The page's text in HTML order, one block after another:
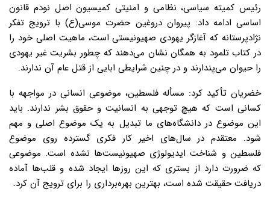
رئیس کمیته سیاسی، نظامی و امنیتی کمیسیون اصل نودم قانون
اساسی ادامه داد: پیروان دروغین حضرت موسی(ع) با ترویج تفکر
نژادپرستانه که آغازگر یهودی صهیونیستی است، ماهیت اصلی خود را
در کتاب تلمود به همگان نشان می‌دهند که چطور بشریت غیر یهودی
را حیوان می‌پندارند و در چنین شرایطی ابایی از قتل عام آن ندارند.
خضریان تأکید کرد: مسأله فلسطین، موضوعی انسانی در مواجهه با
کسانی است که هیچ توجهی به انسانیت و حقوق بشر ندارند. باید
این موضوع در دانشگاه‌های ما تبدیل به یک موضوع اصلی و مهم
شود. معتقدم در سال‌های اخیر کار فکری گسترده روی موضوع
فلسطین و شناخت ایدیولوژی صهیونیست‌ها نشده است. موضوعی
که ضرورت دارد از بستری که این روزها ایجاد شده و قلب‌ها آماده
دریافت حقیقت شده است، بهترین بهره‌برداری را برای ترویج آن کرد.